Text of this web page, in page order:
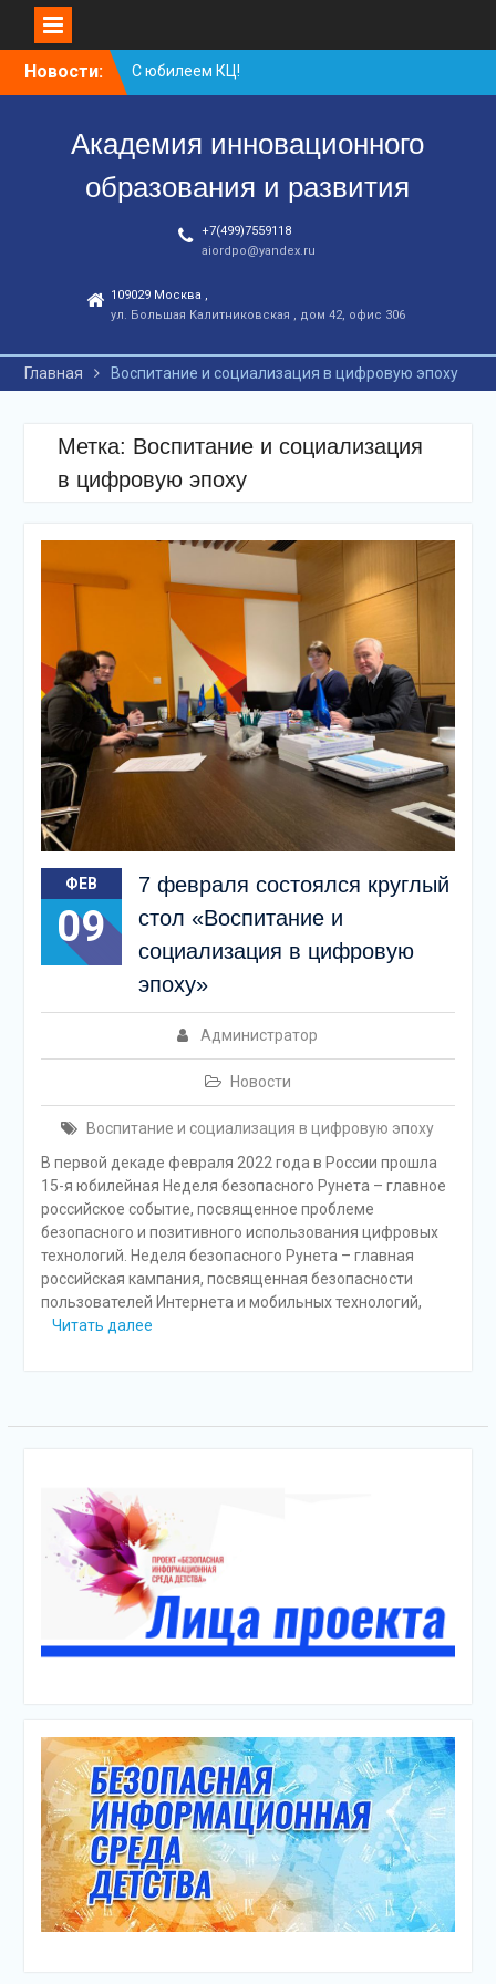
Новости:
С юбилеем КЦ!
Координационному
Заседание рабочей
группа
Академия инновационного
образования и развития
+7(499)7559118
aiordpo@yandex.ru
109029 Москва ,
ул. Большая Калитниковская , дом 42, офис 306
Главная Воспитание и социализация в цифровую эпоху
Метка: Воспитание и социализация
в цифровую эпоху
ФЕВ
09
7 февраля состоялся круглый
стол «Воспитание и
социализация в цифровую
эпоху»
Администратор
Новости
Воспитание и социализация в цифровую эпоху
В первой декаде февраля 2022 года в России прошла
15-я юбилейная Неделя безопасного Рунета – главное
российское событие, посвященное проблеме
безопасного и позитивного использования цифровых
технологий. Неделя безопасного Рунета – главная
российская кампания, посвященная безопасности
пользователей Интернета и мобильных технологий,
Читать далее